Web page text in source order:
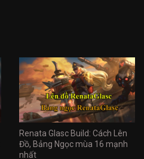
Renata Glasc Build: Cách Lên
Đồ, Bảng Ngọc mùa 16 mạnh
nhất